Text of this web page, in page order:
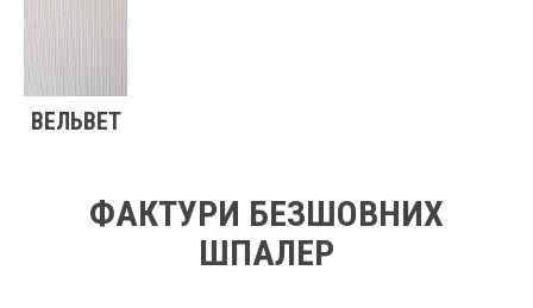
ВЕЛЬВЕТ
ФАКТУРИ БЕЗШОВНИХ
ШПАЛЕР